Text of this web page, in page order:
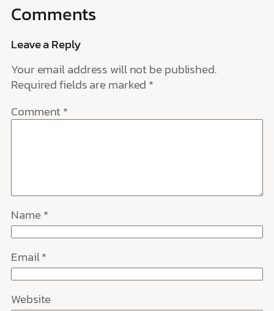
Comments
Leave a Reply
Your email address will not be published.
Required fields are marked *
Comment*
Name*
Email*
Website